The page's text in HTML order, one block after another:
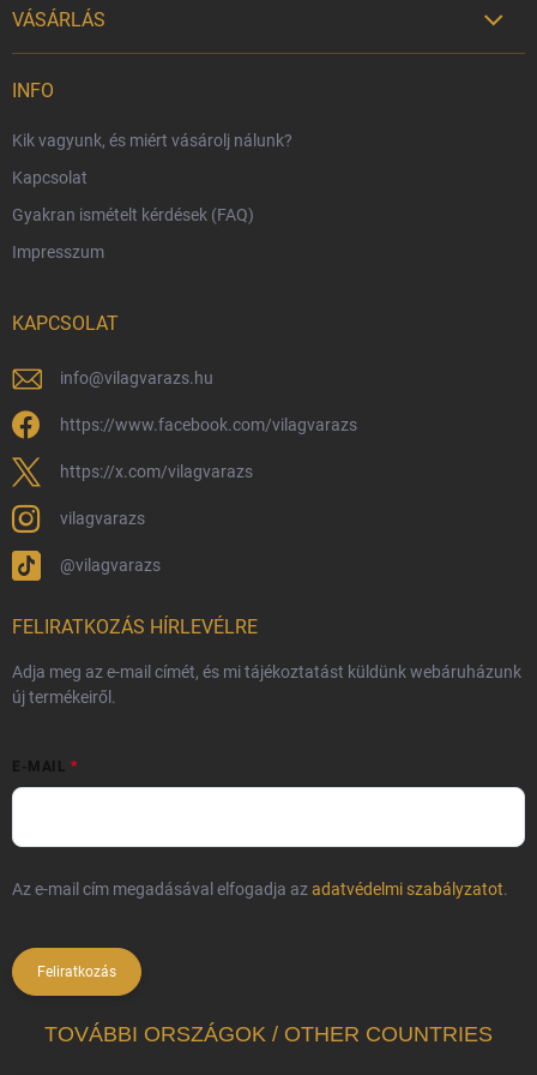
VÁSÁRLÁS 
Harry Potter bolt Magyarország
Rendelésem
Reklamáció és visszáru
Hűségprogram
Általános Szerződési Feltételek
Adatvédelmi feltételek
Fémjelzés és nemesfém-tájékoztató
INFO
Kik vagyunk, és miért vásárolj nálunk?
Kapcsolat
Gyakran ismételt kérdések (FAQ)
Impresszum
KAPCSOLAT
info@vilagvarazs.hu
https://www.facebook.com/vilagvarazs
https://x.com/vilagvarazs
vilagvarazs
@vilagvarazs
FELIRATKOZÁS HÍRLEVÉLRE
Adja meg az e-mail címét, és mi tájékoztatást küldünk webáruházunk
új termékeiről.
E-MAIL
Az e-mail cím megadásával elfogadja azadatvédelmi szabályzatot.
Feliratkozás
TOVÁBBI ORSZÁGOK / OTHER COUNTRIES